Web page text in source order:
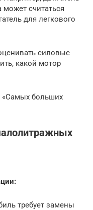
считаться
для легкового
силовые
какой мотор
«Самых больших
требует замены